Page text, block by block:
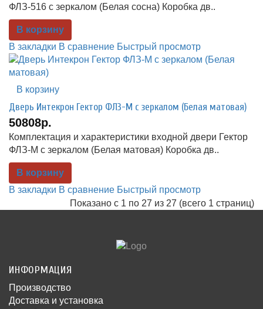
ФЛЗ-516 с зеркалом (Белая сосна) Коробка дв..
В корзину
В закладки В сравнение Быстрый просмотр
В корзину
Дверь Интекрон Гектор ФЛЗ-М с зеркалом (Белая матовая)
50808р.
Комплектация и характеристики входной двери Гектор
ФЛЗ-М с зеркалом (Белая матовая) Коробка дв..
В корзину
В закладки В сравнение Быстрый просмотр
Показано с 1 по 27 из 27 (всего 1 страниц)
ИНФОРМАЦИЯ
Производство
Доставка и установка